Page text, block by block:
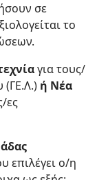
σε
το
για τους/
(ΓΕ.Λ.) ή Νέα
ες
επιλέγει ο/η